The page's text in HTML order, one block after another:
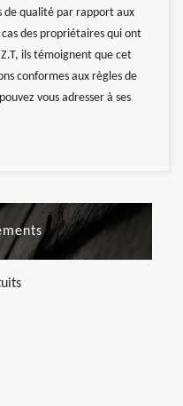
de qualité par rapport aux
des propriétaires qui ont
ils témoignent que cet
conformes aux règles de
vous adresser à ses